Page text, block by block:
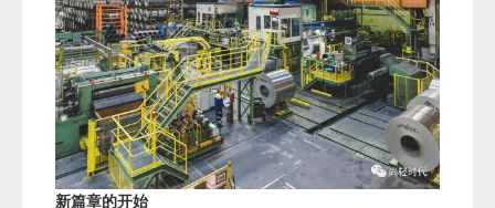
新篇章的开始